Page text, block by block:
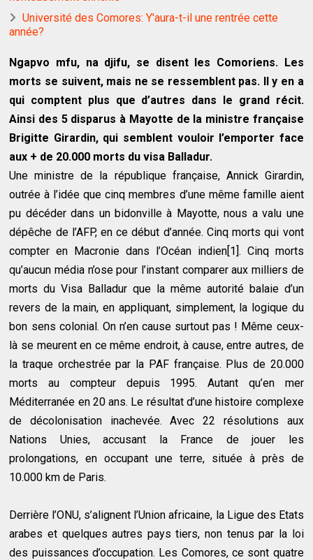
Université des Comores: Y'aura-t-il une rentrée cette
année?
Ngapvo mfu, na djifu, se disent les Comoriens. Les
morts se suivent, mais ne se ressemblent pas. Il y en a
qui comptent plus que d’autres dans le grand récit.
Ainsi des 5 disparus à Mayotte de la ministre française
Brigitte Girardin, qui semblent vouloir l’emporter face
aux + de 20.000 morts du visa Balladur.
Une ministre de la république française, Annick Girardin,
outrée à l’idée que cinq membres d’une même famille aient
pu décéder dans un bidonville à Mayotte, nous a valu une
dépêche de l’AFP, en ce début d’année. Cinq morts qui vont
compter en Macronie dans l’Océan indien[1]. Cinq morts
qu’aucun média n’ose pour l’instant comparer aux milliers de
morts du Visa Balladur que la même autorité balaie d’un
revers de la main, en appliquant, simplement, la logique du
bon sens colonial. On n’en cause surtout pas ! Même ceux-
là se meurent en ce même endroit, à cause, entre autres, de
la traque orchestrée par la PAF française. Plus de 20.000
morts au compteur depuis 1995. Autant qu’en mer
Méditerranée en 20 ans. Le résultat d’une histoire complexe
de décolonisation inachevée. Avec 22 résolutions aux
Nations Unies, accusant la France de jouer les
prolongations, en occupant une terre, située à près de
10.000 km de Paris.
Derrière l’ONU, s’alignent l’Union africaine, la Ligue des Etats
arabes et quelques autres pays tiers, non tenus par la loi
des puissances d’occupation. Les Comores, ce sont quatre